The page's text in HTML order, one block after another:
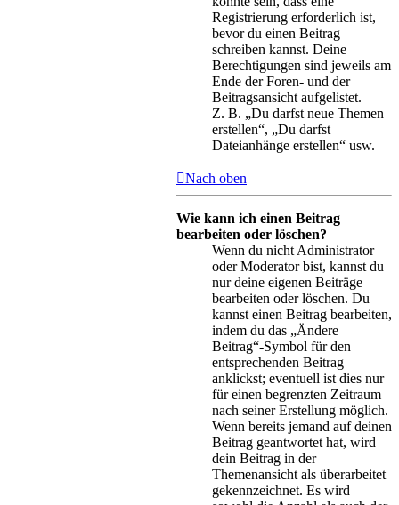
Registrierung erforderlich ist,
bevor du einen Beitrag
schreiben kannst. Deine
Berechtigungen sind jeweils am
Ende der Foren- und der
Beitragsansicht aufgelistet.
Z. B. „Du darfst neue Themen
erstellen“, „Du darfst
Dateianhänge erstellen“ usw.
Nach oben
Wie kann ich einen Beitrag
bearbeiten oder löschen?
Wenn du nicht Administrator
oder Moderator bist, kannst du
nur deine eigenen Beiträge
bearbeiten oder löschen. Du
kannst einen Beitrag bearbeiten,
indem du das „Ändere
Beitrag“-Symbol für den
entsprechenden Beitrag
anklickst; eventuell ist dies nur
für einen begrenzten Zeitraum
nach seiner Erstellung möglich.
Wenn bereits jemand auf deinen
Beitrag geantwortet hat, wird
dein Beitrag in der
Themenansicht als überarbeitet
gekennzeichnet. Es wird